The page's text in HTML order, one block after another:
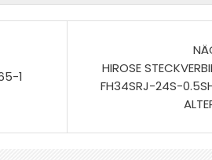
1
HIROSE
FH34SRJ-24S-